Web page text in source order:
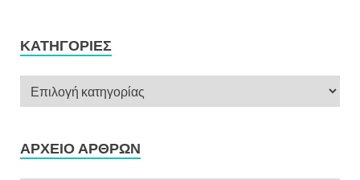
ΚΑΤΗΓΟΡΊΕΣ
ΑΡΧΕΊΟ ΆΡΘΡΩΝ